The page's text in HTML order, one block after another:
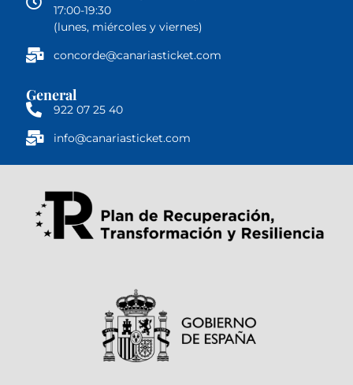
17:00-19:30
(lunes, miércoles y viernes)
concorde@canariasticket.com
General
922 07 25 40
info@canariasticket.com